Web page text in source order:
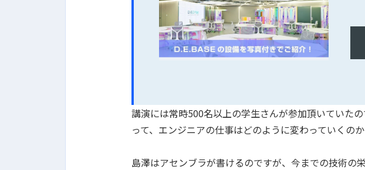
講演には常時500名以上の学生さんが参加頂いていた
って、エンジニアの仕事はどのように変わっていくの
島澤はアセンブラが書けるのですが、今までの技術の